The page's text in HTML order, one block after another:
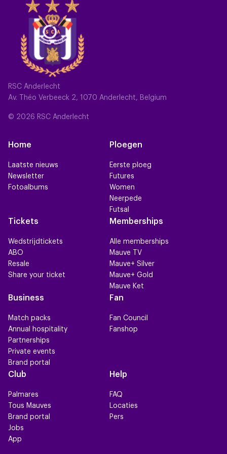
RSC Anderlecht
Av. Théo Verbeeck 2, 1070 Anderlecht, Belgium
© 2026 RSC Anderlecht
Home
Laatste nieuws
Newsletter
Fotoalbums
Ploegen
Eerste ploeg
Futures
Women
Neerpede
Futsal
Tickets
Wedstrijdtickets
ABO
Resale
Share your ticket
Memberships
Alle memberships
Mauve TV
Mauve+ Silver
Mauve+ Gold
Mauve Ket
Business
Match packs
Annual hospitality
Partnerships
Private events
Brand portal
Fan
Fan Council
Fanshop
Club
Palmares
Tous Mauves
Brand portal
Jobs
App
Help
FAQ
Locaties
Pers